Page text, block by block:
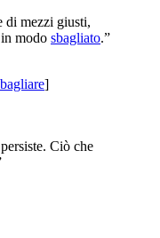
di mezzi giusti,
modo sbagliato.”
]
persiste. Ciò che